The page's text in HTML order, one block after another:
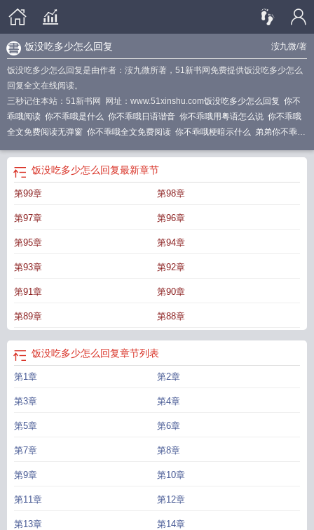
洝九微/著
饭没吃多少怎么回复
饭没吃多少怎么回复是由作者：洝九微所著，51新书网免费提供饭没吃多少怎么
回复全文在线阅读。
三秒记住本站：51新书网 网址：www.51xinshu.com饭没吃多少怎么回复 你不
乖哦阅读 你不乖哦是什么 你不乖哦日语谐音 你不乖哦用粤语怎么说 你不乖哦
全文免费阅读无弹窗 你不乖哦全文免费阅读 你不乖哦梗暗示什么 弟弟你不乖
你不乖哦是什么意思网络用语 你不乖哦用日语怎么说
思 你不乖哦用文言文怎么说
下你不乖哦啥意思 你不乖哦怎么回复他的话
叫什么 姑娘你不乖哦 你不乖哦英语
来的笔趣阁哥哥你不乖哦 你不乖哦英文你不乖哦梗含义
前男友见面是什么网剧
你不乖哦竟然背着我跟你前男友见面
不乖的英文
你不乖哦的梗
饭没吃多少怎么回复最新章节
第99章 第98章
第97章 第96章
第95章 第94章
第93章 第92章
第91章 第90章
第89章 第88章
饭没吃多少怎么回复章节列表
第1章 第2章
第3章 第4章
第5章 第6章
第7章 第8章
第9章 第10章
第11章 第12章
第13章 第14章